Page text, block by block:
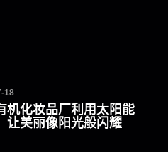
18
机化妆品厂利用太阳能
让美丽像阳光般闪耀